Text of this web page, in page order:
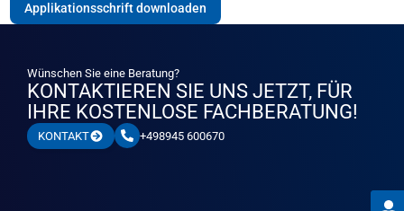
Applikationsschrift downloaden
Wünschen Sie eine Beratung?
KONTAKTIEREN SIE UNS JETZT, FÜR
IHRE KOSTENLOSE FACHBERATUNG!
KONTAKT +498945 600670